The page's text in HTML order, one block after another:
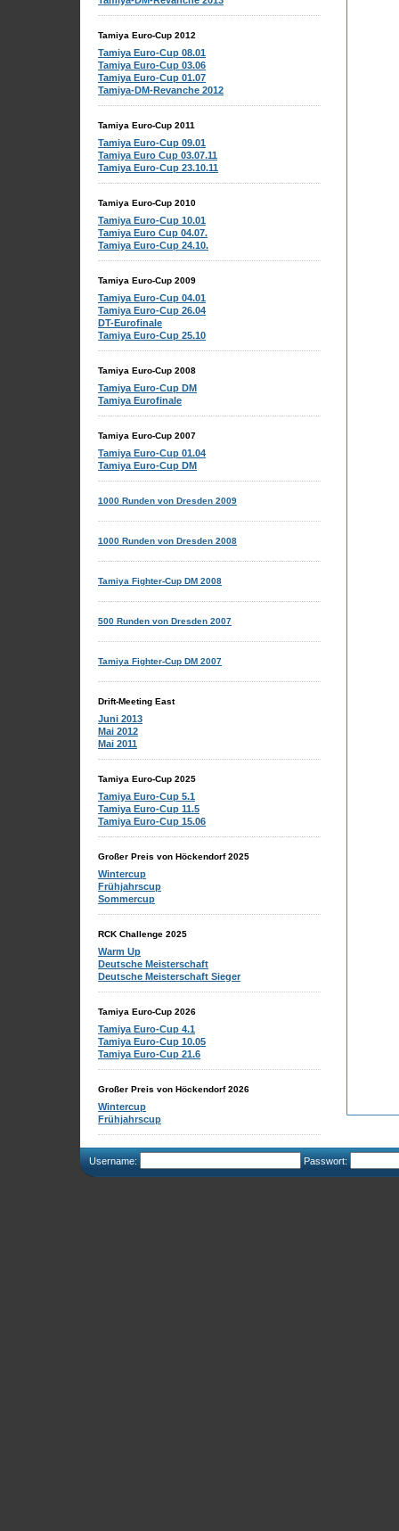
Tamiya Euro-Cup 2012
Tamiya Euro-Cup 08.01
Tamiya Euro-Cup 03.06
Tamiya Euro-Cup 01.07
Tamiya-DM-Revanche 2012
Tamiya Euro-Cup 2011
Tamiya Euro-Cup 09.01
Tamiya Euro Cup 03.07.11
Tamiya Euro-Cup 23.10.11
Tamiya Euro-Cup 2010
Tamiya Euro-Cup 10.01
Tamiya Euro Cup 04.07.
Tamiya Euro-Cup 24.10.
Tamiya Euro-Cup 2009
Tamiya Euro-Cup 04.01
Tamiya Euro-Cup 26.04
DT-Eurofinale
Tamiya Euro-Cup 25.10
Tamiya Euro-Cup 2008
Tamiya Euro-Cup DM
Tamiya Eurofinale
Tamiya Euro-Cup 2007
Tamiya Euro-Cup 01.04
Tamiya Euro-Cup DM
1000 Runden von Dresden 2009
1000 Runden von Dresden 2008
Tamiya Fighter-Cup DM 2008
500 Runden von Dresden 2007
Tamiya Fighter-Cup DM 2007
Drift-Meeting East
Juni 2013
Mai 2012
Mai 2011
Tamiya Euro-Cup 2025
Tamiya Euro-Cup 5.1
Tamiya Euro-Cup 11.5
Tamiya Euro-Cup 15.06
Großer Preis von Höckendorf 2025
Wintercup
Frühjahrscup
Sommercup
RCK Challenge 2025
Warm Up
Deutsche Meisterschaft
Deutsche Meisterschaft Sieger
Tamiya Euro-Cup 2026
Tamiya Euro-Cup 4.1
Tamiya Euro-Cup 10.05
Tamiya Euro-Cup 21.6
Großer Preis von Höckendorf 2026
Wintercup
Frühjahrscup
Username: Passwort: